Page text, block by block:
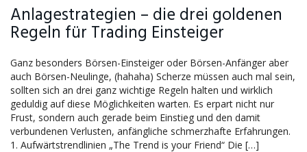
Anlagestrategien – die drei goldenen
Regeln für Trading Einsteiger
Ganz besonders Börsen-Einsteiger oder Börsen-Anfänger aber
auch Börsen-Neulinge, (hahaha) Scherze müssen auch mal sein,
sollten sich an drei ganz wichtige Regeln halten und wirklich
geduldig auf diese Möglichkeiten warten. Es erpart nicht nur
Frust, sondern auch gerade beim Einstieg und den damit
verbundenen Verlusten, anfängliche schmerzhafte Erfahrungen.
1. Aufwärtstrendlinien „The Trend is your Friend“ Die […]